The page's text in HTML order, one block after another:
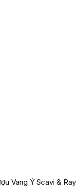
Vang Ý Scavi &